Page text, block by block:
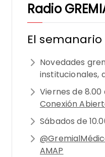
Radio
El semanario
Novedades
institucionales,
Viernes de
Conexión
Sábados de
AMAP